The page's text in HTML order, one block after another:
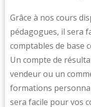
Grâce à nos cours
pédagogues, il sera
comptables de base
Un compte de
vendeur ou un
formations
sera facile pour vos